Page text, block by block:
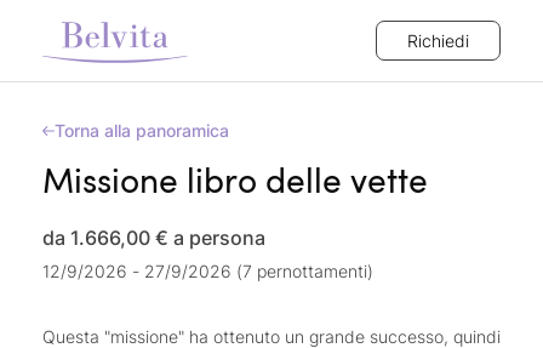
Richiedi
Torna alla panoramica
Missione libro delle vette
da 1.666,00 € a persona
12/9/2026 - 27/9/2026 (7 pernottamenti)
Questa "missione" ha ottenuto un grande successo, quindi